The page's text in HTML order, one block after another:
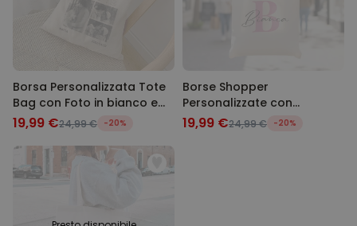
Borsa Personalizzata Tote
Bag con Foto in bianco e
nero e Testo
19,99 €24,99 € -20%
Borse Shopper
Personalizzate con
Monogramma
19,99 €24,99 € -20%